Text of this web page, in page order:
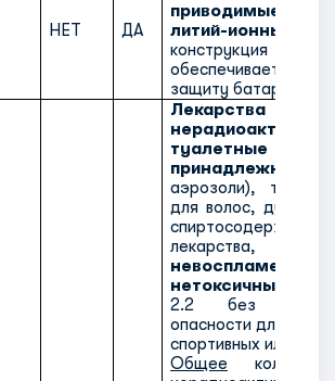
НЕТ ДА
приводимые в
литий-ионными
конструкция
обеспечивает
защиту батареи(й)
Лекарства
туалетные
принадлежности
аэрозоли), такие
для волос, духи,
спиртосодержащие
лекарства, и
нетоксичные
2.2 без
опасности для
спортивных или
Общее